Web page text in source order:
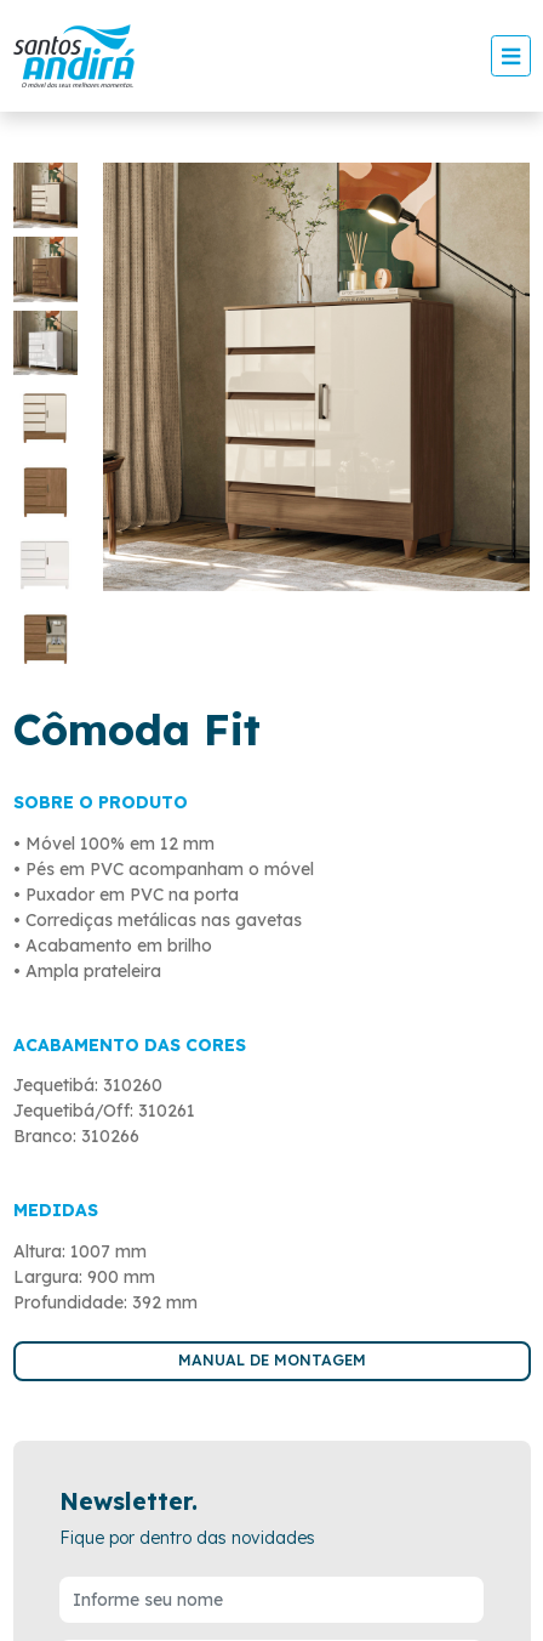
Cômoda Fit
SOBRE O PRODUTO
• Móvel 100% em 12 mm
• Pés em PVC acompanham o móvel
• Puxador em PVC na porta
• Corrediças metálicas nas gavetas
• Acabamento em brilho
• Ampla prateleira
ACABAMENTO DAS CORES
Jequetibá: 310260
Jequetibá/Off: 310261
Branco: 310266
MEDIDAS
Altura: 1007 mm
Largura: 900 mm
Profundidade: 392 mm
MANUAL DE MONTAGEM
Newsletter.
Fique por dentro das novidades